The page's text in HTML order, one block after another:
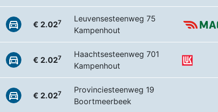
€ 2.027
Leuvensesteenweg 75
Kampenhout
€ 2.027
Haachtsesteenweg 701
Kampenhout
€ 2.027
Provinciesteenweg 19
Boortmeerbeek